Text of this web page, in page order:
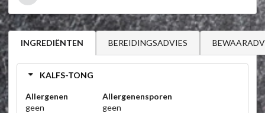
INGREDIËNTEN BEREIDINGSADVIES
KALFS-TONG
Allergenen
geen
Allergenensporen
geen